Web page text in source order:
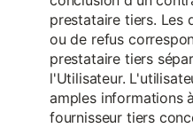
prestataire tiers. Les
ou de refus
prestataire tiers
l'Utilisateur.
amples informations
fournisseur tiers